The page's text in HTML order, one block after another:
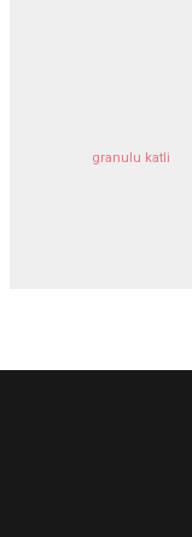
granulu katli